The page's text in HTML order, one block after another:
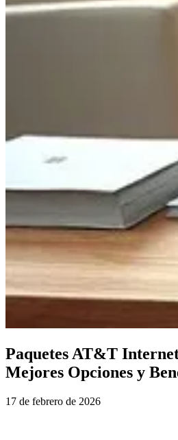
Paquetes AT&T
Mejores Opciones y
17 de febrero de 2026